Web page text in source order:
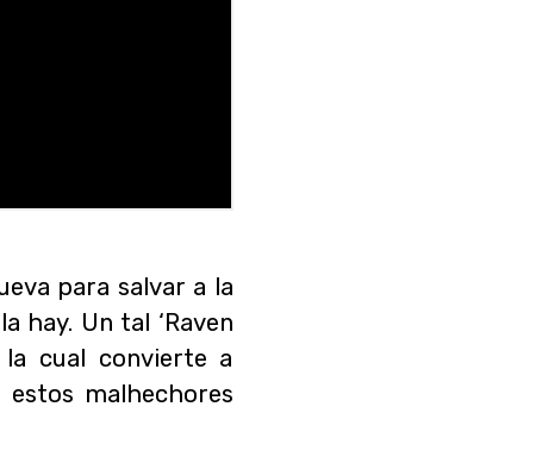
para salvar a la
hay. Un tal ‘Raven
cual convierte a
malhechores